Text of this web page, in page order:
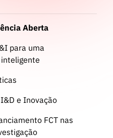
Aberta
para uma
e Inovação
FCT nas